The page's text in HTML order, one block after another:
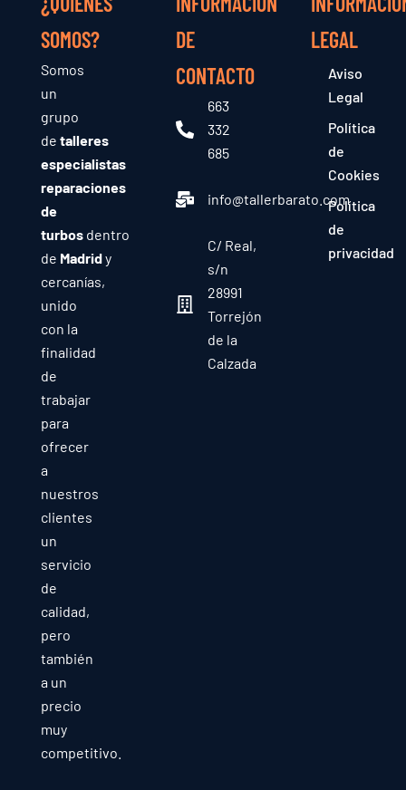
SOMOS?
Somos
un
grupo
de talleres
especialistas
reparaciones
de
turbosdentro
de Madridy
cercanías,
unido
con la
finalidad
de
trabajar
para
ofrecer
a
nuestros
clientes
un
servicio
de
calidad,
pero
también
a un
precio
muy
competitivo.
DE
CONTACTO
663
332
685
info@tallerbarato.com
C/ Real,
s/n
28991
Torrejón
de la
Calzada
LEGAL
Aviso
Legal
Política
de
Cookies
Política
de
privacidad